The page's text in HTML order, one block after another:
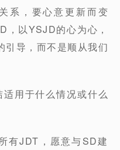
系，要心意更新而变
，以YSJD的心为心，
引导，而不是顺从我们
用于什么情况或什么
有JDT，愿意与SD建